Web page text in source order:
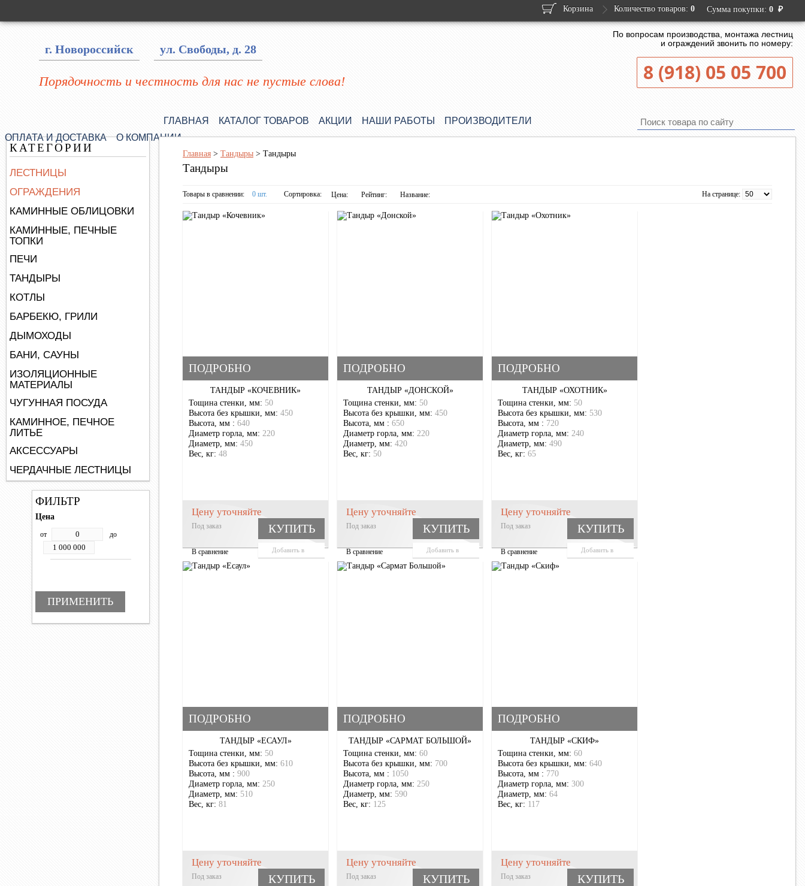
Корзина Количество товаров: 0 Сумма покупки: 0 ₽
г. Новороссийск ул. Свободы, д. 28
Порядочность и честность для нас не пустые слова!
По вопросам производства, монтажа лестниц
и ограждений звонить по номеру:
8 (918) 05 05 700
ГЛАВНАЯ КАТАЛОГ ТОВАРОВ АКЦИИ НАШИ РАБОТЫ
ПРОИЗВОДИТЕЛИ
ОПЛАТА И ДОСТАВКА
О КОМПАНИИ
КАТЕГОРИИ
ЛЕСТНИЦЫ
ОГРАЖДЕНИЯ
КАМИННЫЕ ОБЛИЦОВКИ
КАМИННЫЕ, ПЕЧНЫЕ
ТОПКИ
ПЕЧИ
ТАНДЫРЫ
КОТЛЫ
БАРБЕКЮ, ГРИЛИ
ДЫМОХОДЫ
БАНИ, САУНЫ
ИЗОЛЯЦИОННЫЕ
МАТЕРИАЛЫ
ЧУГУННАЯ ПОСУДА
КАМИННОЕ, ПЕЧНОЕ
ЛИТЬЕ
АКСЕССУАРЫ
ЧЕРДАЧНЫЕ ЛЕСТНИЦЫ
ФИЛЬТР
Цена
от до
Главная > Тандыры > Тандыры
Тандыры
Товары в сравнении: 0 шт. Сортировка: Цена: Рейтинг: Название: На странице:
ПОДРОБНО
ТАНДЫР «КОЧЕВНИК»
Тощина стенки, мм: 50
Высота без крышки, мм: 450
Высота, мм : 640
Диаметр горла, мм: 220
Диаметр, мм: 450
Вес, кг: 48
Цену уточняйте
Под заказ КУПИТЬ
В сравнение Добавить в
ПОДРОБНО
ТАНДЫР «ДОНСКОЙ»
Тощина стенки, мм: 50
Высота без крышки, мм: 450
Высота, мм : 650
Диаметр горла, мм: 220
Диаметр, мм: 420
Вес, кг: 50
Цену уточняйте
Под заказ КУПИТЬ
В сравнение Добавить в
корзину
ПОДРОБНО
ТАНДЫР «ОХОТНИК»
Тощина стенки, мм: 50
Высота без крышки, мм: 530
Высота, мм : 720
Диаметр горла, мм: 240
Диаметр, мм: 490
Вес, кг: 65
Цену уточняйте
Под заказ КУПИТЬ
В сравнение Добавить в
ПОДРОБНО
ТАНДЫР «ЕСАУЛ»
Тощина стенки, мм: 50
Высота без крышки, мм: 610
Высота, мм : 900
Диаметр горла, мм: 250
Диаметр, мм: 510
Вес, кг: 81
Цену уточняйте
Под заказ КУПИТЬ
ПОДРОБНО
ТАНДЫР «САРМАТ БОЛЬШОЙ»
Тощина стенки, мм: 60
Высота без крышки, мм: 700
Высота, мм : 1050
Диаметр горла, мм: 250
Диаметр, мм: 590
Вес, кг: 125
Цену уточняйте
Под заказ КУПИТЬ
ПОДРОБНО
ТАНДЫР «СКИФ»
Тощина стенки, мм: 60
Высота без крышки, мм: 640
Высота, мм : 770
Диаметр горла, мм: 300
Диаметр, мм: 64
Вес, кг: 117
Цену уточняйте
Под заказ КУПИТЬ